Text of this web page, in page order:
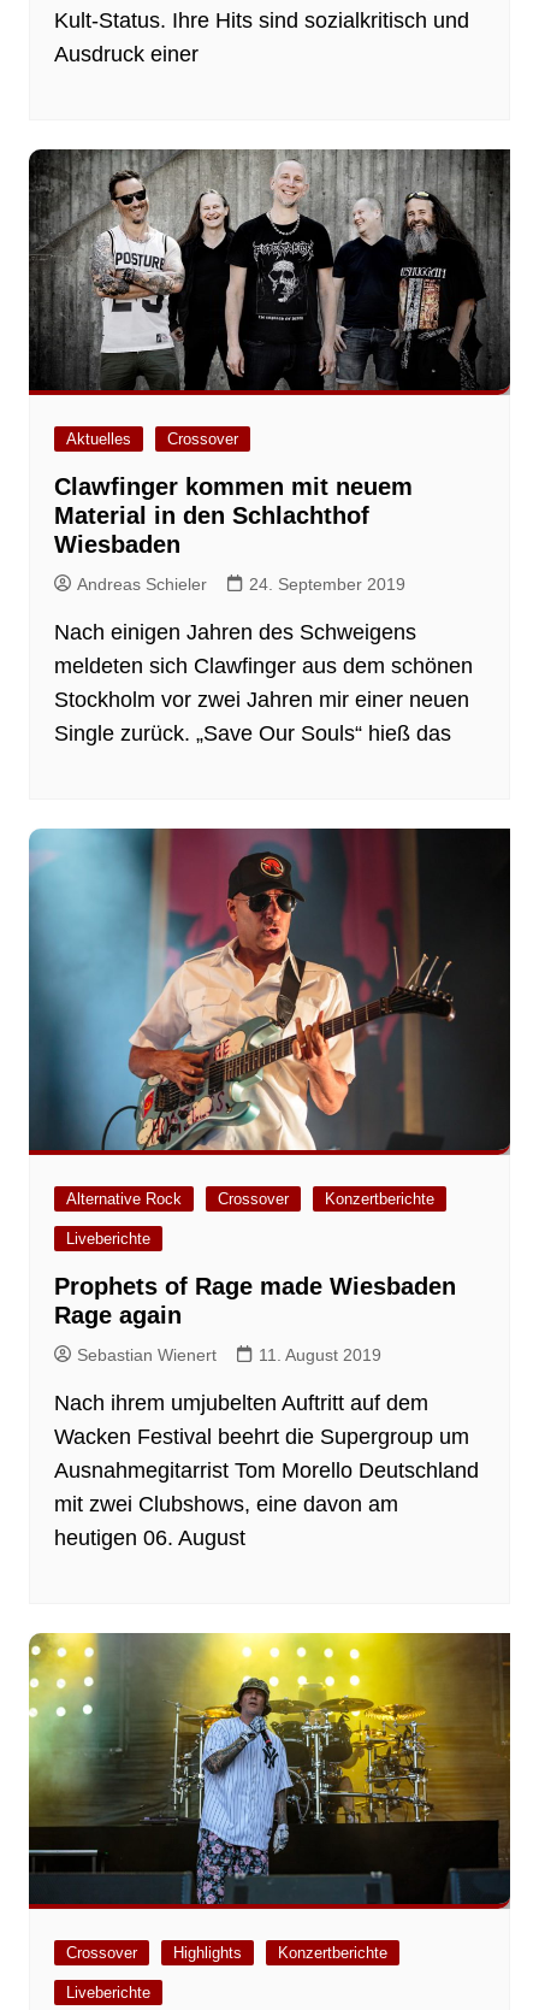
Kult-Status. Ihre Hits sind sozialkritisch und
Ausdruck einer
Aktuelles Crossover
Clawfinger kommen mit neuem
Material in den Schlachthof
Wiesbaden
Andreas Schieler 24. September 2019
Nach einigen Jahren des Schweigens
meldeten sich Clawfinger aus dem schönen
Stockholm vor zwei Jahren mir einer neuen
Single zurück. „Save Our Souls“ hieß das
Alternative Rock Crossover Konzertberichte
Liveberichte
Prophets of Rage made Wiesbaden
Rage again
Sebastian Wienert 11. August 2019
Nach ihrem umjubelten Auftritt auf dem
Wacken Festival beehrt die Supergroup um
Ausnahmegitarrist Tom Morello Deutschland
mit zwei Clubshows, eine davon am
heutigen 06. August
Crossover Highlights Konzertberichte
Liveberichte